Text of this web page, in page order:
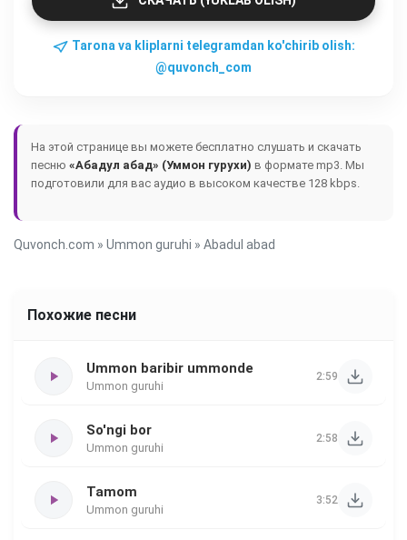
Tarona va kliplarni telegramdan ko'chirib olish:
@quvonch_com
На этой странице вы можете бесплатно слушать и скачать
песню «Абадул абад» (Уммон гурухи) в формате mp3. Мы
подготовили для вас аудио в высоком качестве 128 kbps.
Quvonch.com » Ummon guruhi » Abadul abad
Похожие песни
Ummon baribir ummonde
Ummon guruhi
2:59
So'ngi bor
Ummon guruhi
2:58
Tamom
Ummon guruhi
3:52